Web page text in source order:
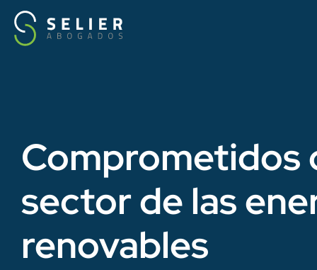
Comprometidos
sector de las
renovables